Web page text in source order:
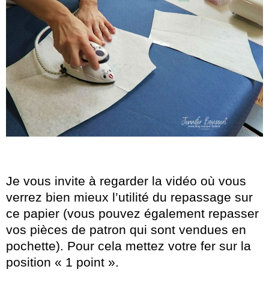
Je vous invite à regarder la vidéo où vous
verrez bien mieux l’utilité du repassage sur
ce papier (vous pouvez également repasser
vos pièces de patron qui sont vendues en
pochette). Pour cela mettez votre fer sur la
position « 1 point ».